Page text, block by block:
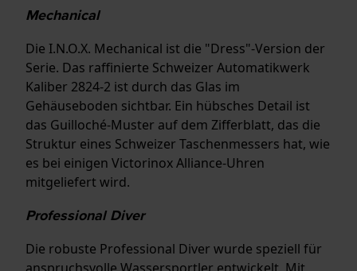
Mechanical
Die I.N.O.X. Mechanical ist die "Dress"-Version der
Serie. Das raffinierte Schweizer Automatikwerk
Kaliber 2824-2 ist durch das Glas im
Gehäuseboden sichtbar. Ein hübsches Detail ist
das Guilloché-Muster auf dem Zifferblatt, das die
Struktur eines Schweizer Taschenmessers hat, wie
es bei einigen Victorinox Alliance-Uhren
mitgeliefert wird.
Professional Diver
Die robuste Professional Diver wurde speziell für